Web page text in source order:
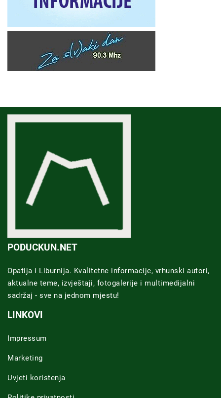
PODUCKUN.NET
Opatija i Liburnija. Kvalitetne informacije, vrhunski autori,
aktualne teme, izvještaji, fotogalerije i multimedijalni
sadržaj - sve na jednom mjestu!
LINKOVI
Impressum
Marketing
Uvjeti koristenja